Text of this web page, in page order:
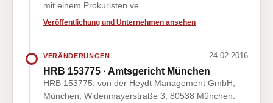
mit einem Prokuristen ve…
Veröffentlichung und Unternehmen ansehen
VERÄNDERUNGEN 24.02.2016
HRB 153775 · Amtsgericht München
HRB 153775: von der Heydt Management GmbH,
München, Widenmayerstraße 3, 80538 München.